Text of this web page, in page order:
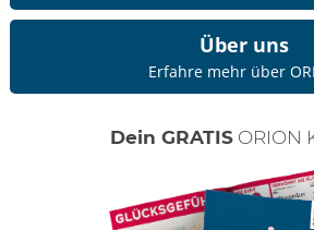
Über uns
Erfahre mehr über
Dein GRATIS ORION